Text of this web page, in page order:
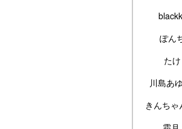
ぽん
た
川島あ
きんちゃ